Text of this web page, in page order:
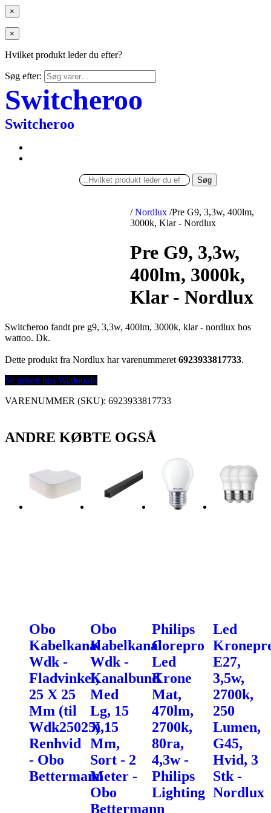
×
×
Hvilket produkt leder du efter?
Søg efter:
Switcheroo
Switcheroo
Søg
/ Nordlux /Pre G9, 3,3w, 400lm,
3000k, Klar - Nordlux
Pre G9, 3,3w,
400lm, 3000k,
Klar - Nordlux
Switcheroo fandt pre g9, 3,3w, 400lm, 3000k, klar - nordlux hos
wattoo. Dk.
Dette produkt fra Nordlux har varenummeret 6923933817733.
Se prisen hos Wattoo.dk
VARENUMMER (SKU): 6923933817733
ANDRE KØBTE OGSÅ
Obo
Kabelkanal
Wdk -
Fladvinkel,
25 X 25
Mm (til
Wdk25025),
Renhvid
- Obo
Bettermann
Obo
Kabelkanal
Wdk -
Kanalbund
Med
Lg, 15
X 15
Mm,
Sort - 2
Meter -
Obo
Bettermann
Philips
Corepro
Led
Krone
Mat,
470lm,
2700k,
80ra,
4,3w -
Philips
Lighting
Led
E27,
3,5w,
2700k,
250
Lumen,
G45,
Hvid, 3
Stk -
Nordlux